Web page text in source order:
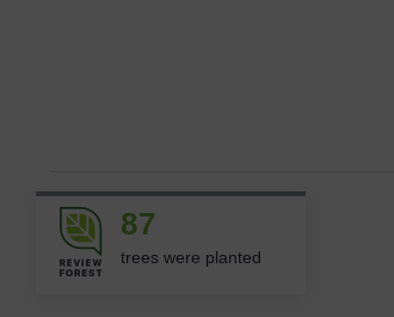
87
trees were planted